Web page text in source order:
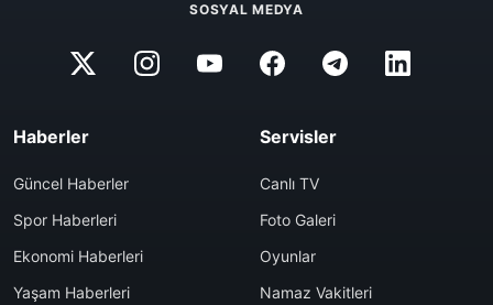
SOSYAL MEDYA
Haberler
Güncel Haberler
Spor Haberleri
Ekonomi Haberleri
Yaşam Haberleri
Servisler
Canlı TV
Foto Galeri
Oyunlar
Namaz Vakitleri